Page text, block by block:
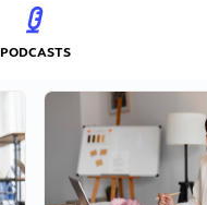
PODCASTS